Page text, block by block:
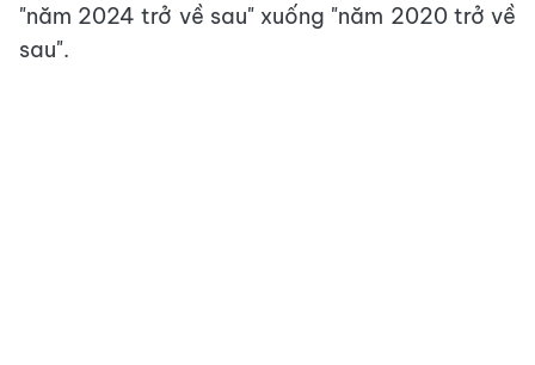
"năm 2024 trở về sau" xuống "năm 2020 trở về
sau".